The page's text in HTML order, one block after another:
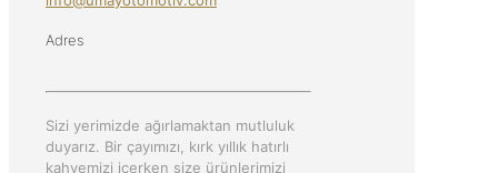
Adres
Sizi yerimizde ağırlamaktan mutluluk
duyarız. Bir çayımızı, kırk yıllık hatırlı
kahvemizi içerken size ürünlerimizi